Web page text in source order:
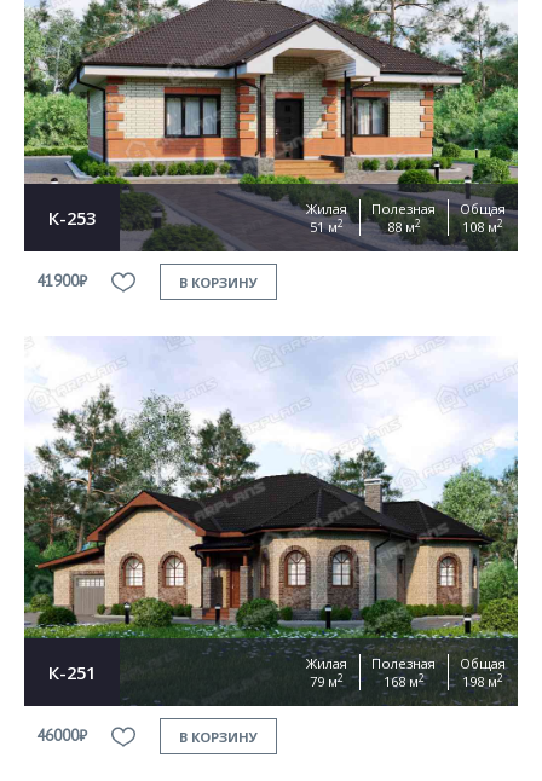
К-253
Жилая
51 м2
Полезная
88 м2
Общая
108 м2
41900₽ В КОРЗИНУ
К-251
Жилая
79 м2
Полезная
168 м2
Общая
198 м2
46000₽ В КОРЗИНУ